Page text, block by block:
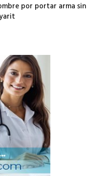
por portar arma sin